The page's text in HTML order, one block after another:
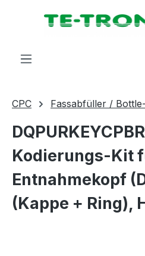
springen
CPC Fassabfüller /
Kodierungs-Kit
Entnahmekopf
(Kappe + Ring),